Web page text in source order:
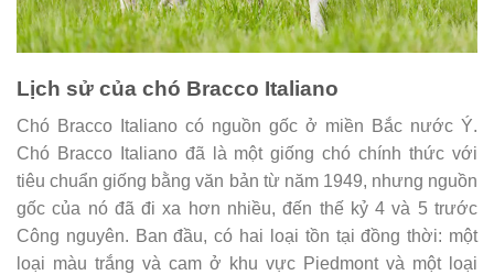
Lịch sử của chó Bracco Italiano
Chó Bracco Italiano có nguồn gốc ở miền Bắc nước Ý.
Chó Bracco Italiano đã là một giống chó chính thức với
tiêu chuẩn giống bằng văn bản từ năm 1949, nhưng nguồn
gốc của nó đã đi xa hơn nhiều, đến thế kỷ 4 và 5 trước
Công nguyên. Ban đầu, có hai loại tồn tại đồng thời: một
loại màu trắng và cam ở khu vực Piedmont và một loại